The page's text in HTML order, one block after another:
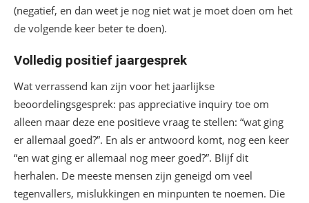
(negatief, en dan weet je nog niet wat je moet doen om het
de volgende keer beter te doen).
Volledig positief jaargesprek
Wat verrassend kan zijn voor het jaarlijkse
beoordelingsgesprek: pas appreciative inquiry toe om
alleen maar deze ene positieve vraag te stellen: “wat ging
er allemaal goed?”. En als er antwoord komt, nog een keer
“en wat ging er allemaal nog meer goed?”. Blijf dit
herhalen. De meeste mensen zijn geneigd om veel
tegenvallers, mislukkingen en minpunten te noemen. Die